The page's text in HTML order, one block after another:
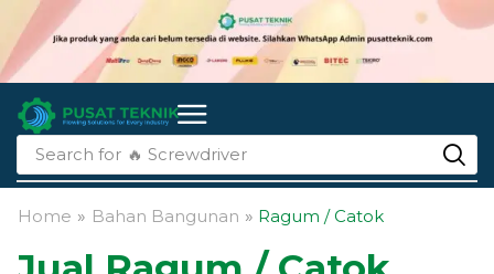
Search for 🔥 li-ion batteries
Home » Bahan Bangunan » Ragum / Catok